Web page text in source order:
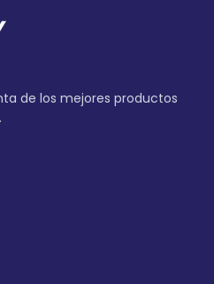
de los mejores productos